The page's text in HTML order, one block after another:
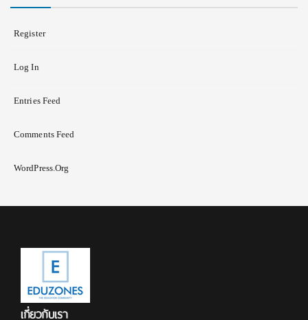
Register
Log In
Entries Feed
Comments Feed
WordPress.org
เกี่ยวกับเรา